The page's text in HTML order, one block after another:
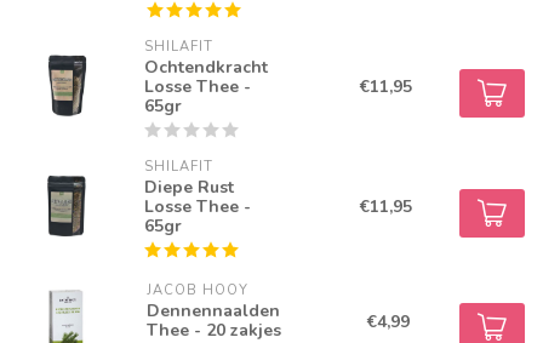
SHILAFIT
Ochtendkracht
Losse Thee -
65gr
€11,95
SHILAFIT
Diepe Rust
Losse Thee -
65gr
€11,95
JACOB HOOY
Dennennaalden
Thee - 20 zakjes
€4,99